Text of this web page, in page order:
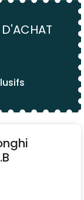
D'ACHAT